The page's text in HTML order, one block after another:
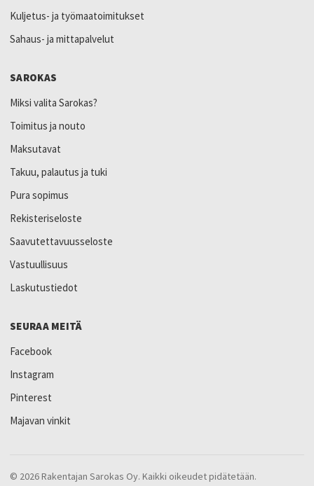
Kuljetus- ja työmaatoimitukset
Sahaus- ja mittapalvelut
SAROKAS
Miksi valita Sarokas?
Toimitus ja nouto
Maksutavat
Takuu, palautus ja tuki
Pura sopimus
Rekisteriseloste
Saavutettavuusseloste
Vastuullisuus
Laskutustiedot
SEURAA MEITÄ
Facebook
Instagram
Pinterest
Majavan vinkit
© 2026 Rakentajan Sarokas Oy. Kaikki oikeudet pidätetään.